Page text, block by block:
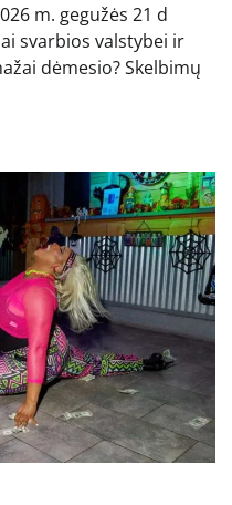
m. gegužės 21 d
svarbios valstybei ir
dėmesio? Skelbimų